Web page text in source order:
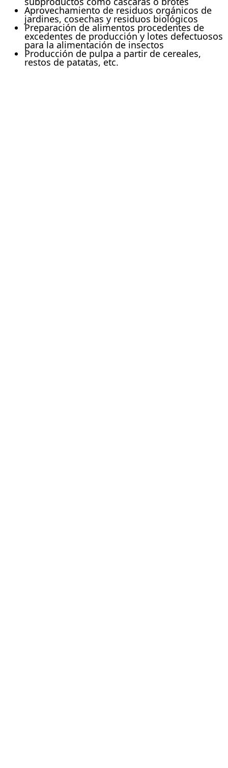
Aprovechamiento de residuos orgánicos de
jardines, cosechas y residuos biológicos
Preparación de alimentos procedentes de
excedentes de producción y lotes defectuosos
para la alimentación de insectos
Producción de pulpa a partir de cereales,
restos de patatas, etc.